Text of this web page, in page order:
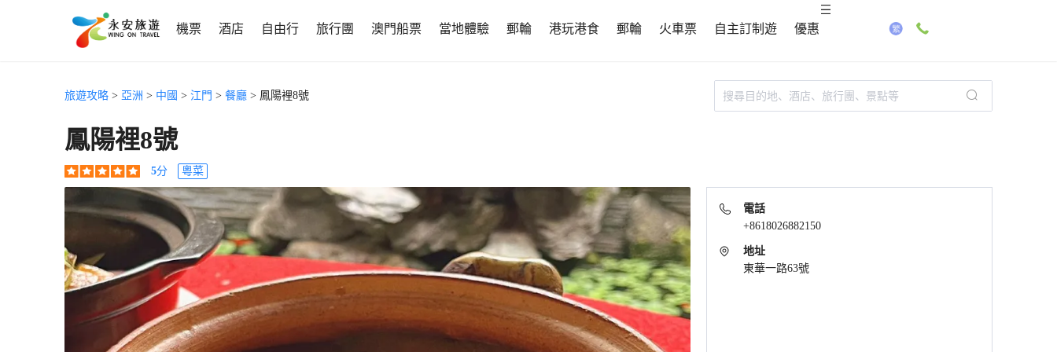
機票 酒店 自由行 旅行團 澳門船票 當地體驗 郵輪 港玩港食 郵輪 火車票 自主訂制遊 優惠
旅遊攻略 > 亞洲 > 中國 > 江門 > 餐廳 > 鳳陽裡8號
鳳陽裡8號
5分 粵菜
電話
+8618026882150
地址
東華一路63號